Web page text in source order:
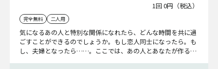
1回 0円（税込）
完全無料 二人用
気になるあの人と特別な関係になれたら、どんな時間を共に過
ごすことができるのでしょうか。もし恋人同士になったら。も
し、夫婦となったら……。ここでは、あの人とあなたが作るこ